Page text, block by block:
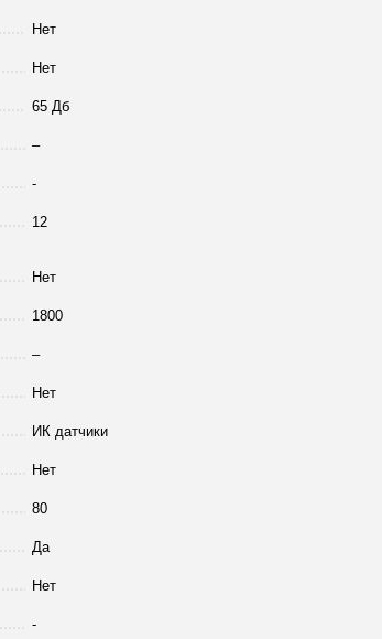
Нет
Нет
65 Дб
–
-
12
Нет
1800
–
Нет
ИК датчики
Нет
80
Да
Нет
-